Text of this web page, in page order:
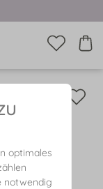
optimales
notwendig